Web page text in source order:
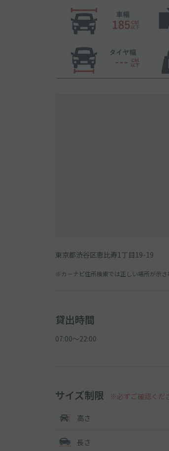
東京都渋谷区恵比寿1丁目19-19
※カーナビ住所検索では正しい場所が示
貸出時間
07:00〜22:00
サイズ制限 ※必ずご確認くだ
高さ
長さ